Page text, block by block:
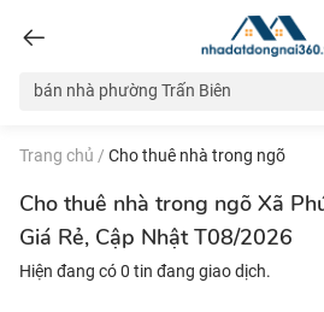
Trang chủ / Cho thuê nhà trong ngõ
Cho thuê nhà trong ngõ Xã
Giá Rẻ, Cập Nhật T08/2026
Hiện đang có 0 tin đang giao dịch.